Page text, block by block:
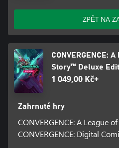
ZPĚT NA
CONVERGENCE:
Story™ Deluxe
1 049,00 Kč+
Zahrnuté hry
CONVERGENCE: A League
CONVERGENCE: Digital